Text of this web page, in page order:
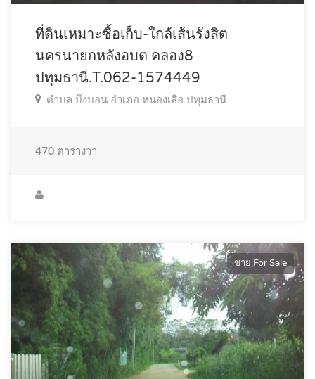
ที่ดินเหมาะซื้อเก็บ-ใกล้เส้นรังสิต
นครนายกหลังอบต คลอง8
ปทุมธานี.T.062-1574449
ตำบล บึงบอน อำเภอ หนองเสือ ปทุมธานี
470 ตารางวา
ขาย For Sale